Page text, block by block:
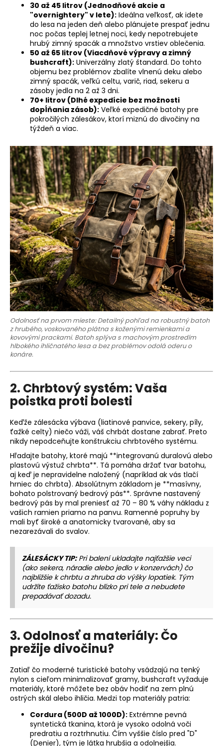
30 až 45 litrov (Jednodňové akcie a
"overnightery" v lete): Ideálna veľkosť, ak idete
do lesa na jeden deň alebo plánujete prespať jednu
noc počas teplej letnej noci, kedy nepotrebujete
hrubý zimný spacák a množstvo vrstiev oblečenia.
50 až 65 litrov (Viacdňové výpravy a zimný
bushcraft): Univerzálny zlatý štandard. Do tohto
objemu bez problémov zbalíte vlnenú deku alebo
zimný spacák, veľkú celtu, varič, riad, sekeru a
zásoby jedla na 2 až 3 dni.
70+ litrov (Dlhé expedície bez možnosti
dopĺňania zásob): Veľké expedičné batohy pre
pokročilých zálesákov, ktorí miznú do divočiny na
týždeň a viac.
Odolnosť na prvom mieste: Detailný pohľad na robustný batoh
z hrubého, voskovaného plátna s koženými remienkami a
kovovými prackami. Batoh splýva s machovým prostredím
hlbokého ihličnatého lesa a bez problémov odolá oderu o
konáre.
2. Chrbtový systém: Vaša
poistka proti bolesti
Keďže zálesácka výbava (liatinové panvice, sekery, píly,
ťažké celty) niečo váži, váš chrbát dostane zabrať. Preto
nikdy nepodceňujte konštrukciu chrbtového systému.
Hľadajte batohy, ktoré majú **integrovanú duralovú alebo
plastovú výstuž chrbta**. Tá pomáha držať tvar batohu,
aj keď je nepravidelne naložený (napríklad ak vás tlačí
hrniec do chrbta). Absolútnym základom je **masívny,
bohato polstrovaný bedrový pás**. Správne nastavený
bedrový pás by mal preniesť až 70 – 80 % váhy nákladu z
vašich ramien priamo na panvu. Ramenné popruhy by
mali byť široké a anatomicky tvarované, aby sa
nezarezávali do svalov.
ZÁLESÁCKY TIP:Pri balení ukladajte najťažšie veci
(ako sekera, náradie alebo jedlo v konzervách) čo
najbližšie k chrbtu a zhruba do výšky lopatiek. Tým
udržíte ťažisko batohu blízko pri tele a nebudete
prepadávať dozadu.
3. Odolnosť a materiály: Čo
prežije divočinu?
Zatiaľ čo moderné turistické batohy vsádzajú na tenký
nylon s cieľom minimalizovať gramy, bushcraft vyžaduje
materiály, ktoré môžete bez obáv hodiť na zem plnú
ostrých skál alebo ihličia. Medzi top materiály patria:
Cordura (500D až 1000D): Extrémne pevná
syntetická tkanina, ktorá je vysoko odolná voči
predratiu a roztrhnutiu. Čím vyššie číslo pred "D"
(Denier), tým je látka hrubšia a odolnejšia.